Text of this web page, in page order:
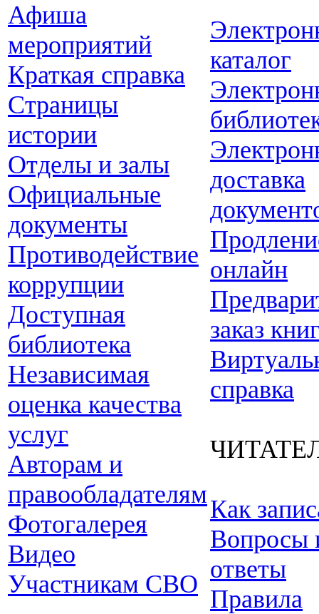
Афиша
мероприятий
Краткая справка
Страницы
истории
Отделы и залы
Официальные
документы
Противодействие
коррупции
Доступная
библиотека
Независимая
оценка качества
услуг
Авторам и
правообладателям
Фотогалерея
Видео
Участникам СВО
каталог
доставка
онлайн
заказ
справка
Как
Вопросы
ответы
Правила